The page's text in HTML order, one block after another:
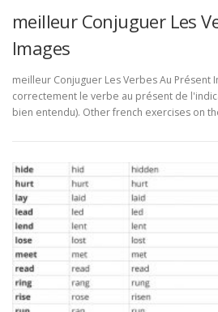
meilleur Conjuguer Les
Images
meilleur Conjuguer Les Verbes Au Présent
correctement le verbe au présent de
bien entendu). Other french exercises on